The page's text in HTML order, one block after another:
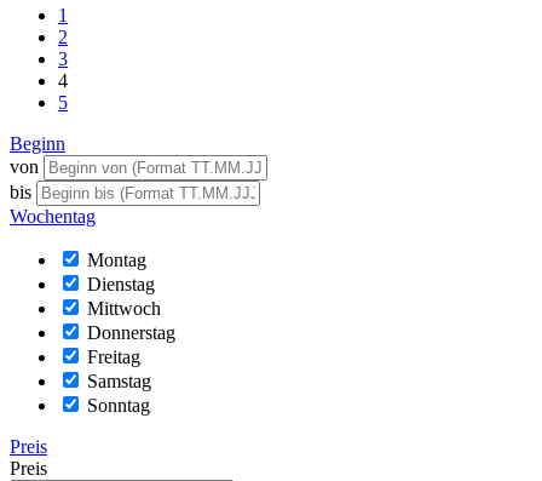
1
2
3
4
5
Beginn
von
bis
Wochentag
Montag
Dienstag
Mittwoch
Donnerstag
Freitag
Samstag
Sonntag
Preis
Preis